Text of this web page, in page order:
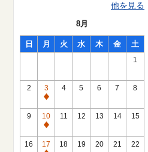
他を見る
8月
日 月 火 水 木 金 土
1
2
3
通
常
休
館
日
4 5 6 7 8
9
10
通
常
11 12 13 14 15
16
17
18 19 20 21 22